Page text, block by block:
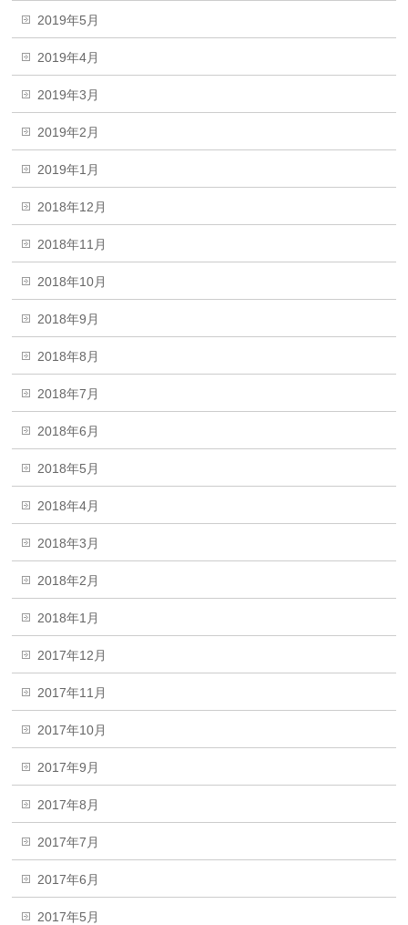
2019年5月
2019年4月
2019年3月
2019年2月
2019年1月
2018年12月
2018年11月
2018年10月
2018年9月
2018年8月
2018年7月
2018年6月
2018年5月
2018年4月
2018年3月
2018年2月
2018年1月
2017年12月
2017年11月
2017年10月
2017年9月
2017年8月
2017年7月
2017年6月
2017年5月